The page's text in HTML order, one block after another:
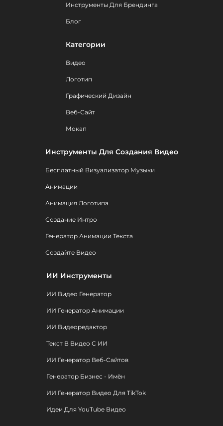
Инструменты Для Брендинга
Блог
Категории
Видео
Логотип
Графический Дизайн
Веб-Сайт
Мокап
Инструменты Для Создания Видео
Бесплатный Визуализатор Музыки
Анимации
Анимация Логотипа
Создание Интро
Генератор Анимации Текста
Создайте Видео
ИИ Инструменты
ИИ Видео Генератор
ИИ Генератор Анимации
ИИ Видеоредактор
Текст В Видео С ИИ
ИИ Генератор Веб-Сайтов
Генератор Бизнес - Имён
ИИ Генератор Видео Для TikTok
Идеи Для YouTube Видео